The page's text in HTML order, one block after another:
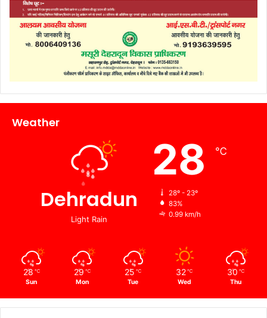
Weather
Dehradun
Light Rain
28 ℃
28º - 23º
83%
0.99 km/h
28 ℃
Sun
29 ℃
Mon
25 ℃
Tue
32 ℃
Wed
30 ℃
Thu